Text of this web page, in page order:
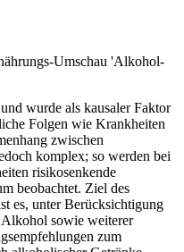
wurde als kausaler Faktor
Folgen wie Krankheiten
zwischen
komplex; so werden bei
risikosenkende
beobachtet. Ziel des
es, unter Berücksichtigung
sowie weiterer
zum